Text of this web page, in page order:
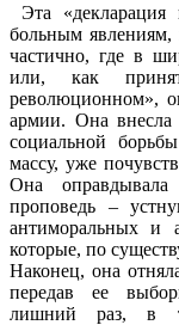
Эта «декларация
больным явлениям,
частично, где в
или, как
революционном»,
армии. Она внесла
социальной
массу, уже
Она
проповедь –
антиморальных и
которые, по
Наконец, она
передав ее
лишний раз, в